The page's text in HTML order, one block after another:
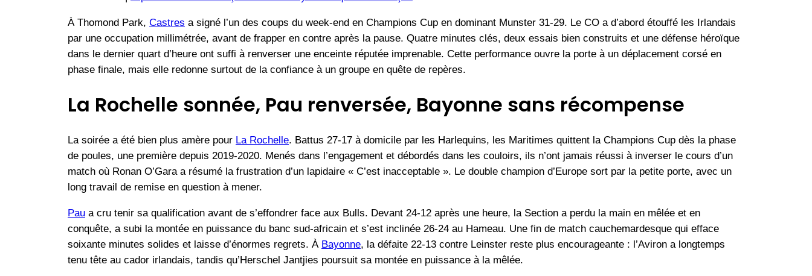
À Thomond Park, Castres a signé l’un des coups du week-end en Champions Cup en dominant Munster 31-29. Le CO a d’abord étouffé les Irlandais
par une occupation millimétrée, avant de frapper en contre après la pause. Quatre minutes clés, deux essais bien construits et une défense héroïque
dans le dernier quart d’heure ont suffi à renverser une enceinte réputée imprenable. Cette performance ouvre la porte à un déplacement corsé en
phase finale, mais elle redonne surtout de la confiance à un groupe en quête de repères.
La Rochelle sonnée, Pau renversée, Bayonne sans récompense
La soirée a été bien plus amère pour La Rochelle. Battus 27-17 à domicile par les Harlequins, les Maritimes quittent la Champions Cup dès la phase
de poules, une première depuis 2019-2020. Menés dans l’engagement et débordés dans les couloirs, ils n’ont jamais réussi à inverser le cours d’un
match où Ronan O’Gara a résumé la frustration d’un lapidaire « C’est inacceptable ». Le double champion d’Europe sort par la petite porte, avec un
long travail de remise en question à mener.
Pau a cru tenir sa qualification avant de s’effondrer face aux Bulls. Devant 24-12 après une heure, la Section a perdu la main en mêlée et en
conquête, a subi la montée en puissance du banc sud-africain et s’est inclinée 26-24 au Hameau. Une fin de match cauchemardesque qui efface
soixante minutes solides et laisse d’énormes regrets. À Bayonne, la défaite 22-13 contre Leinster reste plus encourageante : l’Aviron a longtemps
tenu tête au cador irlandais, tandis qu’Herschel Jantjies poursuit sa montée en puissance à la mêlée.